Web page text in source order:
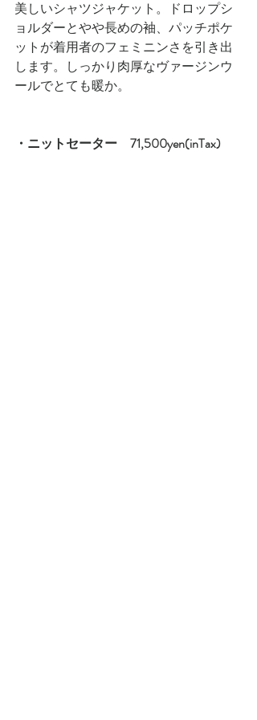
美しいシャツジャケット。ドロップシ
ョルダーとやや長めの袖、パッチポケ
ットが着用者のフェミニンさを引き出
します。しっかり肉厚なヴァージンウ
ールでとても暖か。
・ニットセーター　71,500yen(inTax)